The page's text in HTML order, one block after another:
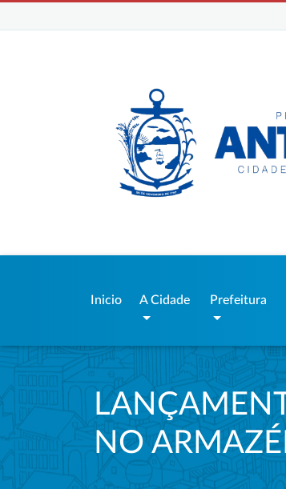
Inicio A Cidade Prefeitura
NO